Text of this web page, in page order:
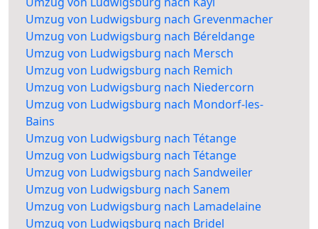
Umzug von Ludwigsburg nach Grevenmacher
Umzug von Ludwigsburg nach Béreldange
Umzug von Ludwigsburg nach Mersch
Umzug von Ludwigsburg nach Remich
Umzug von Ludwigsburg nach Niedercorn
Umzug von Ludwigsburg nach Mondorf-les-
Bains
Umzug von Ludwigsburg nach Tétange
Umzug von Ludwigsburg nach Tétange
Umzug von Ludwigsburg nach Sandweiler
Umzug von Ludwigsburg nach Sanem
Umzug von Ludwigsburg nach Lamadelaine
Umzug von Ludwigsburg nach Bridel